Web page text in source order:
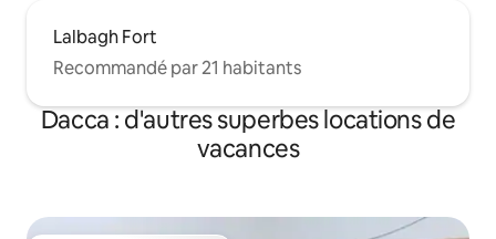
Lalbagh Fort
Recommandé par 21 habitants
Dacca : d'autres superbes locations de
vacances